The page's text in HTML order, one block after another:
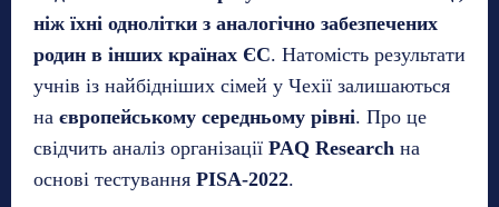
ніж їхні однолітки з аналогічно забезпечених
родин в інших країнах ЄС. Натомість результати
учнів із найбідніших сімей у Чехії залишаються
на європейському середньому рівні. Про це
свідчить аналіз організації PAQ Research на
основі тестування PISA-2022.